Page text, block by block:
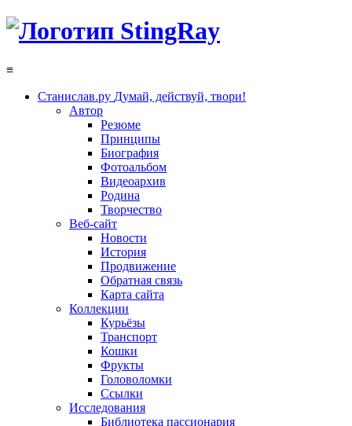
≡
Станислав.ру Думай, действуй, твори!
Автор
Резюме
Принципы
Биография
Фотоальбом
Видеоархив
Родина
Творчество
Веб-сайт
Новости
История
Продвижение
Обратная связь
Карта сайта
Коллекции
Курьёзы
Транспорт
Кошки
Фрукты
Головоломки
Ссылки
Исследования
Библиотека пассионария